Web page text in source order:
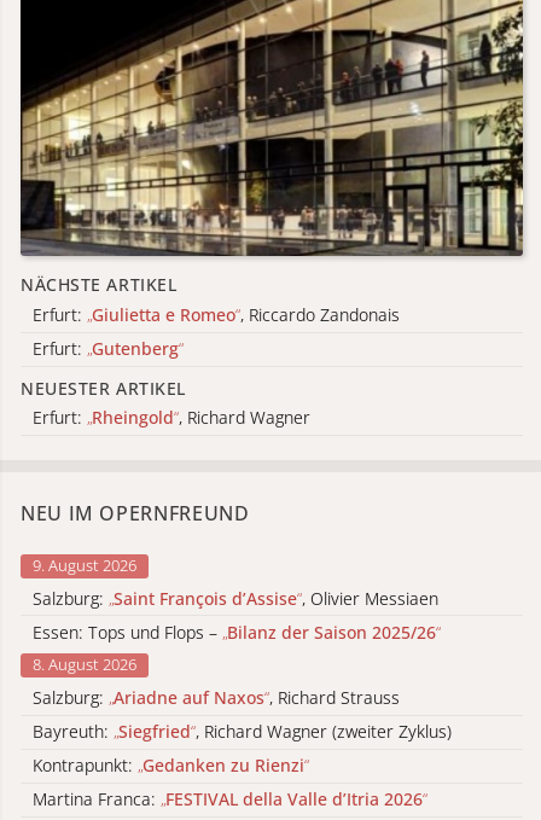
NÄCHSTE ARTIKEL
Erfurt: „Giulietta e Romeo“, Riccardo Zandonais
Erfurt: „Gutenberg“
NEUESTER ARTIKEL
Erfurt: „Rheingold“, Richard Wagner
NEU IM OPERNFREUND
9. August 2026
Salzburg: „Saint François d’Assise“, Olivier Messiaen
Essen: Tops und Flops – „Bilanz der Saison 2025/26“
8. August 2026
Salzburg: „Ariadne auf Naxos“, Richard Strauss
Bayreuth: „Siegfried“, Richard Wagner (zweiter Zyklus)
Kontrapunkt: „Gedanken zu Rienzi“
Martina Franca: „FESTIVAL della Valle d’Itria 2026“